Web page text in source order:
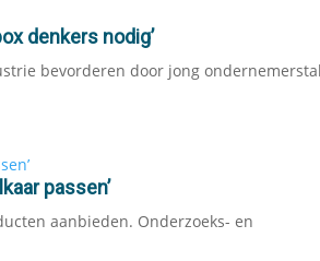
denkers nodig’
bevorderen door jong
passen’
aanbieden. Onderzoeks- en